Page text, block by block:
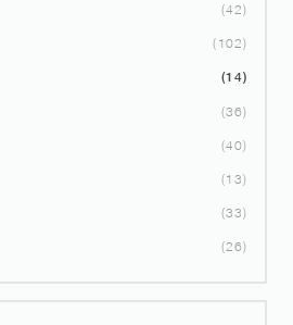
42
102
14
36
40
13
33
26